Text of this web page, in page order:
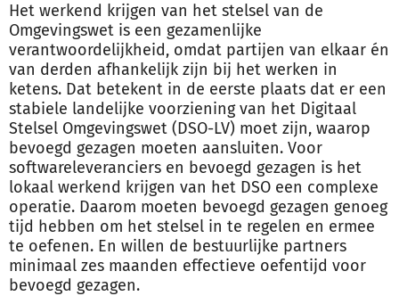
Het werkend krijgen van het stelsel van de
Omgevingswet is een gezamenlijke
verantwoordelijkheid, omdat partijen van elkaar én
van derden afhankelijk zijn bij het werken in
ketens. Dat betekent in de eerste plaats dat er een
stabiele landelijke voorziening van het Digitaal
Stelsel Omgevingswet (DSO-LV) moet zijn, waarop
bevoegd gezagen moeten aansluiten. Voor
softwareleveranciers en bevoegd gezagen is het
lokaal werkend krijgen van het DSO een complexe
operatie. Daarom moeten bevoegd gezagen genoeg
tijd hebben om het stelsel in te regelen en ermee
te oefenen. En willen de bestuurlijke partners
minimaal zes maanden effectieve oefentijd voor
bevoegd gezagen.